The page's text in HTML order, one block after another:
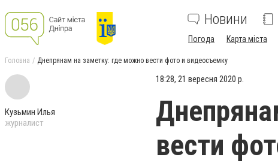
Новини
Погода Карта міста
Головна Днепрянам на заметку: где можно вести фото и видеосъемку
Кузьмин Илья
журналист
18:28, 21 вересня 2020 р.
вести